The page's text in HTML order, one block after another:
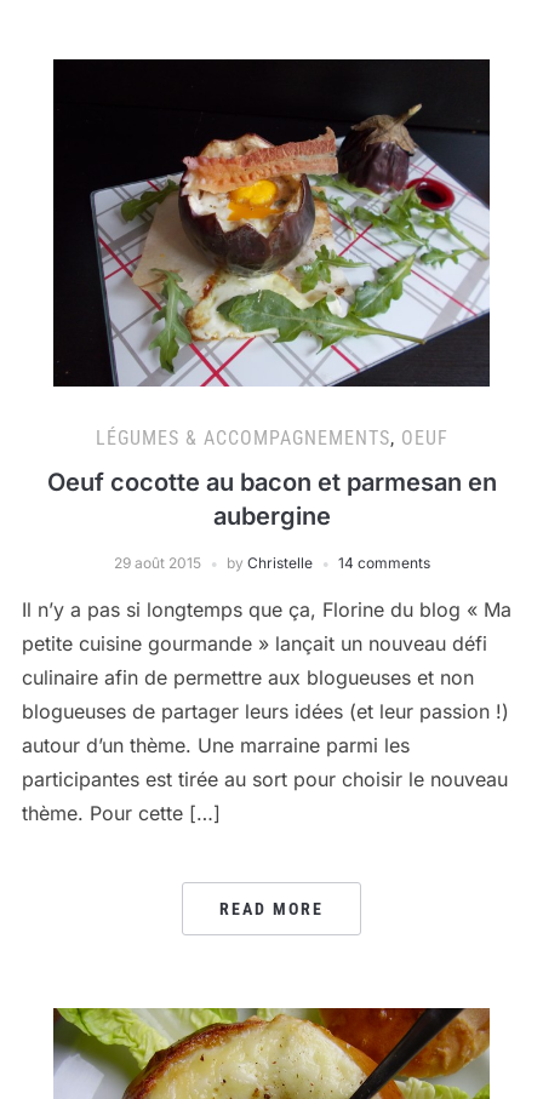
LÉGUMES & ACCOMPAGNEMENTS, OEUF
Oeuf cocotte au bacon et parmesan en
aubergine
29 août 2015 by Christelle 14 comments
Il n’y a pas si longtemps que ça, Florine du blog « Ma
petite cuisine gourmande » lançait un nouveau défi
culinaire afin de permettre aux blogueuses et non
blogueuses de partager leurs idées (et leur passion !)
autour d’un thème. Une marraine parmi les
participantes est tirée au sort pour choisir le nouveau
thème. Pour cette […]
READ MORE